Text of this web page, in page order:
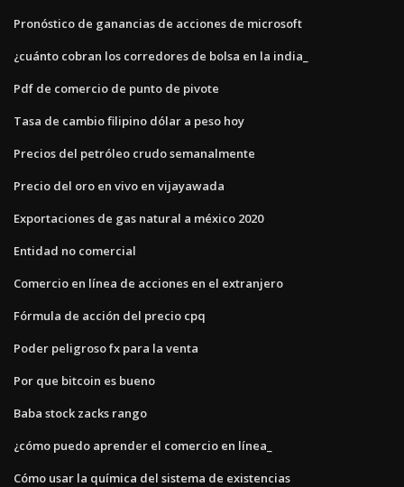
Pronóstico de ganancias de acciones de microsoft
¿cuánto cobran los corredores de bolsa en la india_
Pdf de comercio de punto de pivote
Tasa de cambio filipino dólar a peso hoy
Precios del petróleo crudo semanalmente
Precio del oro en vivo en vijayawada
Exportaciones de gas natural a méxico 2020
Entidad no comercial
Comercio en línea de acciones en el extranjero
Fórmula de acción del precio cpq
Poder peligroso fx para la venta
Por que bitcoin es bueno
Baba stock zacks rango
¿cómo puedo aprender el comercio en línea_
Cómo usar la química del sistema de existencias